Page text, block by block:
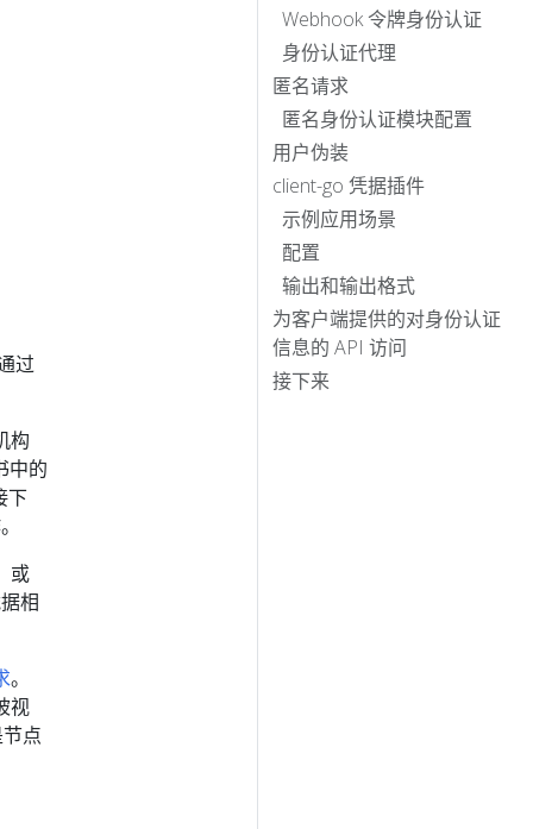
Webhook 令牌身份认证
身份认证代理
匿名请求
匿名身份认证模块配置
用户伪装
client-go 凭据插件
示例应用场景
配置
输出和输出格式
为客户端提供的对身份认证
信息的 API 访问
接下来
过
构
中的
下
或
相
。
视
点